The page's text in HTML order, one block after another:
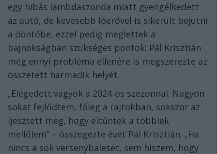
egy hibás lambdaszonda miatt gyengélkedett
az autó, de kevesebb lóerővel is sikerült bejutni
a döntőbe, ezzel pedig meglettek a
bajnokságban szükséges pontok: Pál Krisztián
még ennyi probléma ellenére is megszerezte az
összetett harmadik helyét.
„Elégedett vagyok a 2024-os szezonnal. Nagyon
sokat fejlődtem, főleg a rajtokban, sokszor az
ijesztett meg, hogy eltűntek a többiek
mellőlem” – összegezte évét Pál Krisztián. „Ha
nincs a sok versenybaleset, sem hiszem, hogy